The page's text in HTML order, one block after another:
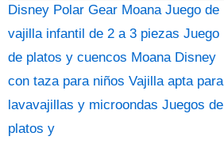
Disney Polar Gear Moana Juego de
vajilla infantil de 2 a 3 piezas Juego
de platos y cuencos Moana Disney
con taza para niños Vajilla apta para
lavavajillas y microondas Juegos de
platos y